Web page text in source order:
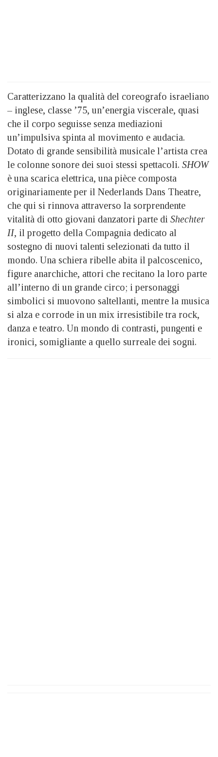
Caratterizzano la qualità del coreografo israeliano
– inglese, classe ’75, un’energia viscerale, quasi
che il corpo seguisse senza mediazioni
un’impulsiva spinta al movimento e audacia.
Dotato di grande sensibilità musicale l’artista crea
le colonne sonore dei suoi stessi spettacoli. SHOW
è una scarica elettrica, una pièce composta
originariamente per il Nederlands Dans Theatre,
che qui si rinnova attraverso la sorprendente
vitalità di otto giovani danzatori parte di Shechter
II, il progetto della Compagnia dedicato al
sostegno di nuovi talenti selezionati da tutto il
mondo. Una schiera ribelle abita il palcoscenico,
figure anarchiche, attori che recitano la loro parte
all’interno di un grande circo; i personaggi
simbolici si muovono saltellanti, mentre la musica
si alza e corrode in un mix irresistibile tra rock,
danza e teatro. Un mondo di contrasti, pungenti e
ironici, somigliante a quello surreale dei sogni.